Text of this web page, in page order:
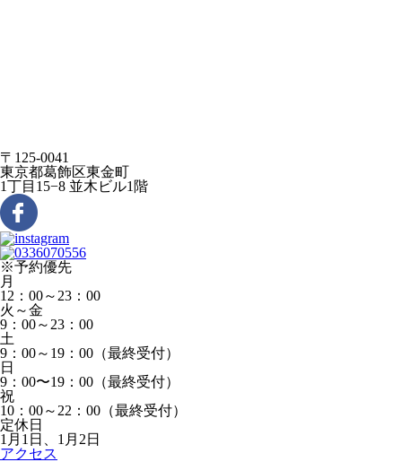
〒125-0041
東京都葛飾区東金町
1丁目15−8 並木ビル1階
※予約優先
月
12：00～23：00
火～金
9：00～23：00
土
9：00～19：00（最終受付）
日
9：00〜19：00（最終受付）
祝
10：00～22：00（最終受付）
定休日
1月1日、1月2日
アクセス